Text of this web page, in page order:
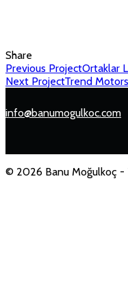
Share
Previous ProjectOrtaklar
Next ProjectTrend Motors
info@banumogulkoc.com
© 2026 Banu Moğulkoç -